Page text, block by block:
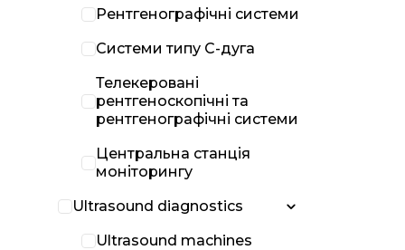
Рентгенографічні системи
Системи типу С-дуга
Телекеровані
рентгеноскопічні та
рентгенографічні системи
Центральна станція
моніторингу
Ultrasound diagnostics
Ultrasound machines